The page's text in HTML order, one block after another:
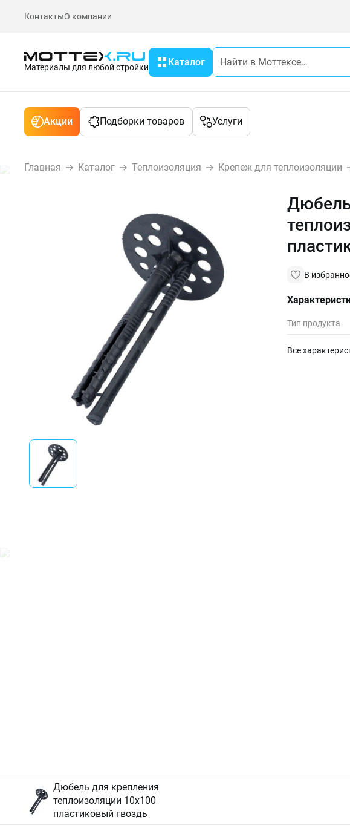
КонтактыО компании
Материалы для любой стройки Каталог
Акции Подборки товаров Услуги
Главная Каталог Теплоизоляция Крепеж для теплоизоляции
В
Тип продукта
Все
Дюбель для крепления
теплоизоляции 10х100
пластиковый гвоздь